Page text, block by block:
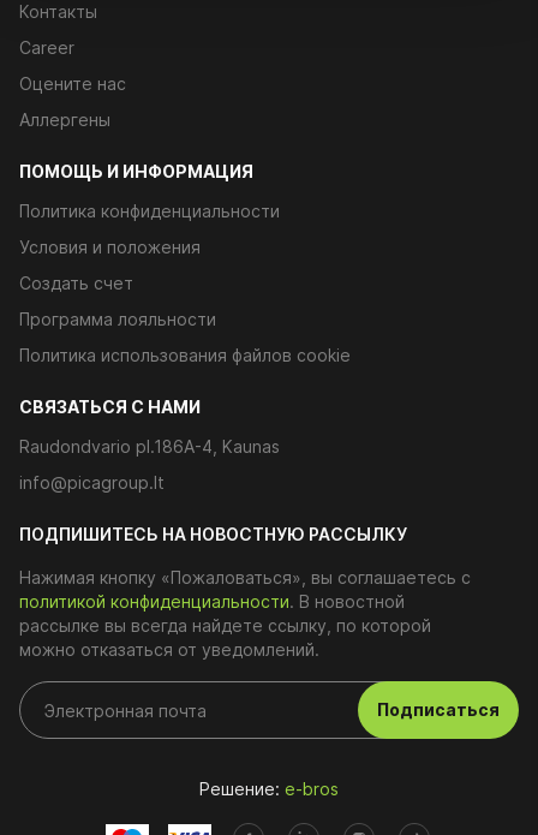
Контакты
Career
Оцените нас
Аллергены
ПОМОЩЬ И ИНФОРМАЦИЯ
Политика конфиденциальности
Условия и положения
Создать счет
Программа лояльности
Политика использования файлов cookie
CВЯЗАТЬСЯ С НАМИ
Raudondvario pl.186A-4, Kaunas
info@picagroup.lt
ПОДПИШИТЕСЬ НА НОВОСТНУЮ РАССЫЛКУ
Нажимая кнопку «Пожаловаться», вы соглашаетесь с
политикой конфиденциальности. В новостной
рассылке вы всегда найдете ссылку, по которой
можно отказаться от уведомлений.
Подписаться
Решение: e-bros